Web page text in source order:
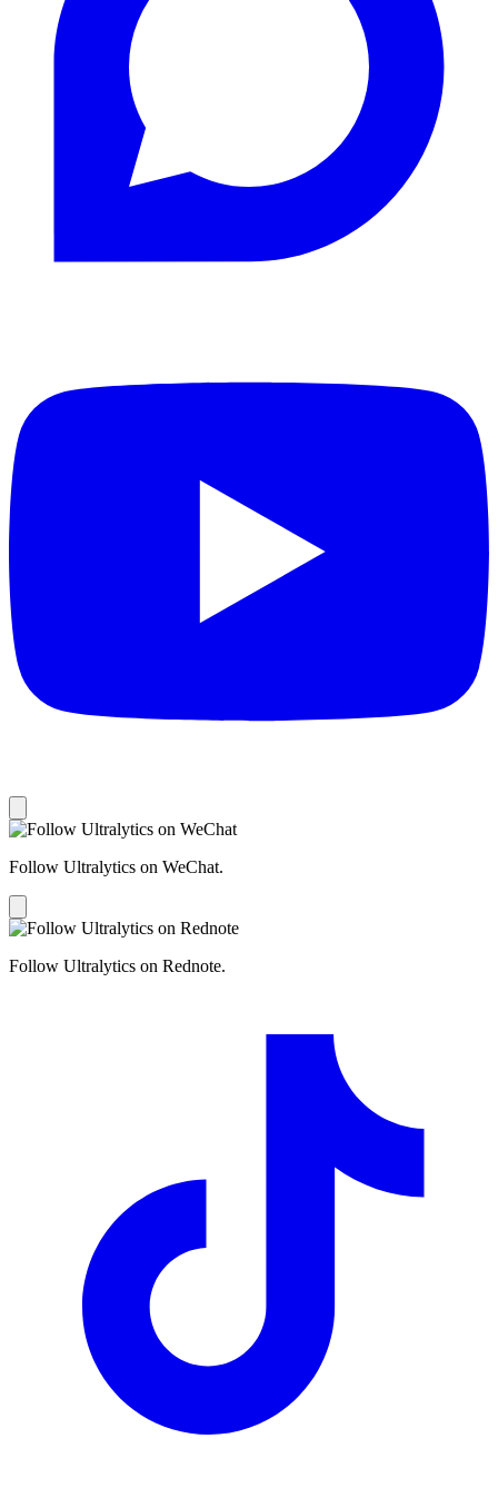
Follow Ultralytics on WeChat.
Follow Ultralytics on Rednote.